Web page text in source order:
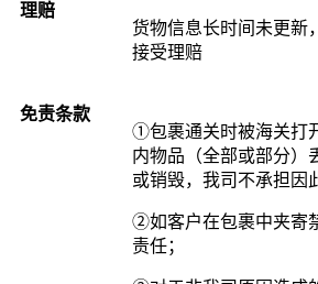
理赔
货物信息长时间未更新
接受理赔
免责条款
①包裹通关时被海关打
内物品（全部或部分）
或销毁，我司不承担因
②如客户在包裹中夹寄
责任；